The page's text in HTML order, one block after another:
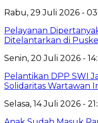
Rabu, 29 Juli 2026 -
Pelayanan
Ditelantarkan di
Senin, 20 Juli 2026 -
Pelantikan DPP SWI
Solidaritas Wartawan
Selasa, 14 Juli 2026 -